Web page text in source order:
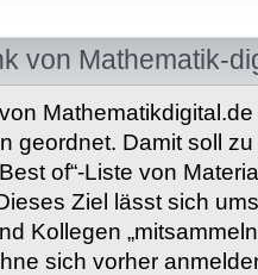
von Mathematik-
geordnet. Damit soll
of“-Liste von
Ziel lässt sich
Kollegen
sich vorher